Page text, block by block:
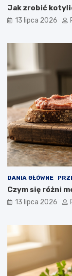
Jak zrobić
13 lipca 2026
DANIA GŁÓWNE
Czym się różni
13 lipca 2026